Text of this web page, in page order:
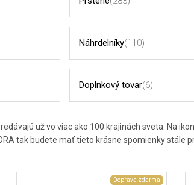
Náhrdelníky(110)
Doplnkový tovar(6)
už vo viac ako 100 krajinách sveta. Na
tak budete mať tieto krásne spomienky stále
Doprava zdarma